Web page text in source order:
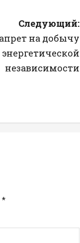
Следующий:
на добычу
независимости
*